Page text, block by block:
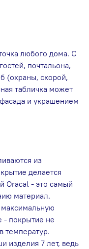
любого дома. С
почтальона,
(охраны, скорой,
табличка может
и украшением
из
делается
Oracal - это самый
материал.
- покрытие не
температур.
изделия 7 лет, ведь